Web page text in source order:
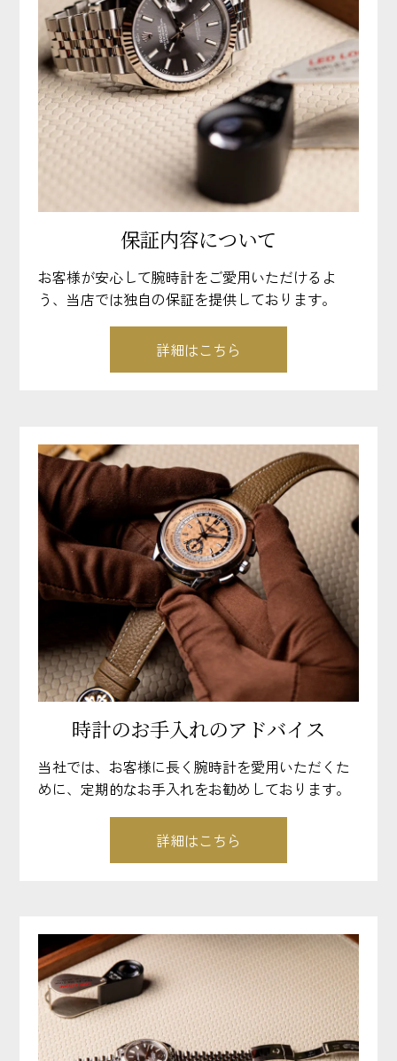
保証内容について
お客様が安心して腕時計をご愛用いただけるよ
う、当店では独自の保証を提供しております。
詳細はこちら
時計のお手入れのアドバイス
当社では、お客様に長く腕時計を愛用いただくた
めに、定期的なお手入れをお勧めしております。
詳細はこちら